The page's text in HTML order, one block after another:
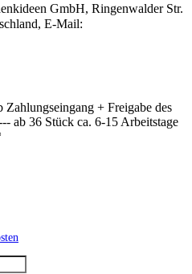
GmbH, Ringenwalder Str.
E-Mail:
Zahlungseingang + Freigabe des
ab 36 Stück ca. 6-15 Arbeitstage